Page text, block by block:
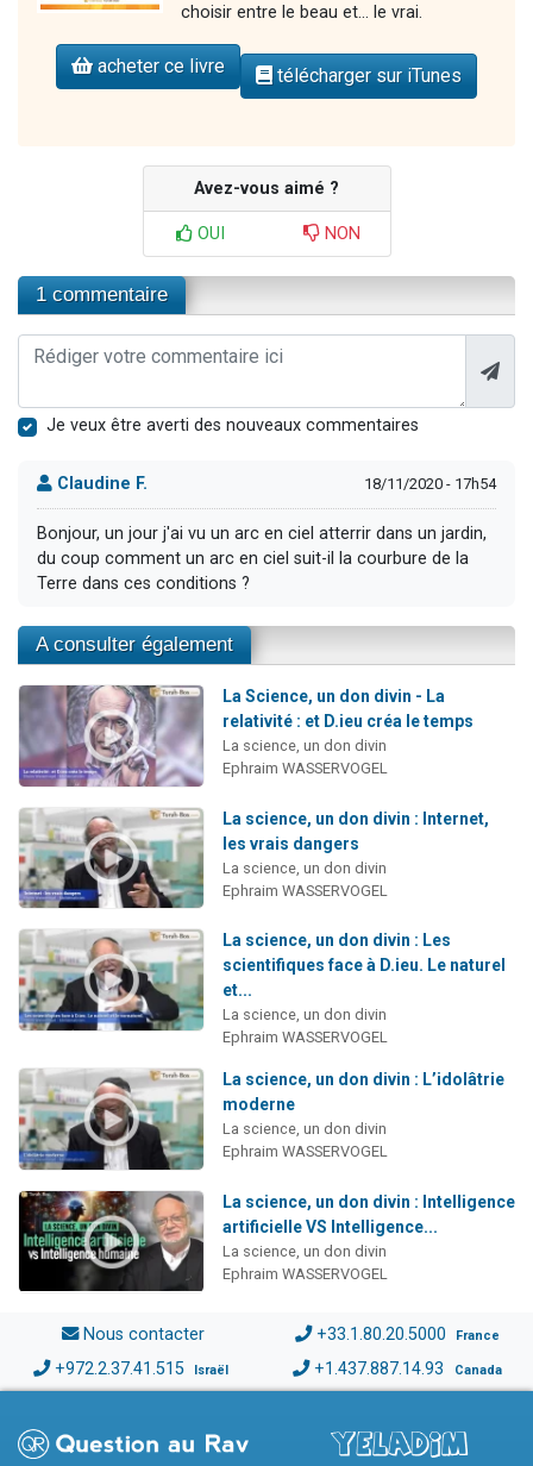
choisir entre le beau et... le vrai.
acheter ce livre télécharger sur iTunes
Avez-vous aimé ?
OUI NON
1 commentaire
Je veux être averti des nouveaux commentaires
Claudine F. 18/11/2020 - 17h54
Bonjour, un jour j'ai vu un arc en ciel atterrir dans un jardin,
du coup comment un arc en ciel suit-il la courbure de la
Terre dans ces conditions ?
A consulter également
La Science, un don divin - La
relativité : et D.ieu créa le temps
La science, un don divin
Ephraim WASSERVOGEL
La science, un don divin : Internet,
les vrais dangers
La science, un don divin
Ephraim WASSERVOGEL
La science, un don divin : Les
scientifiques face à D.ieu. Le naturel
et...
La science, un don divin
Ephraim WASSERVOGEL
La science, un don divin : L’idolâtrie
moderne
La science, un don divin
Ephraim WASSERVOGEL
La science, un don divin : Intelligence
artificielle VS Intelligence...
La science, un don divin
Ephraim WASSERVOGEL
Nous contacter +33.1.80.20.5000 France
+972.2.37.41.515 Israël +1.437.887.14.93 Canada